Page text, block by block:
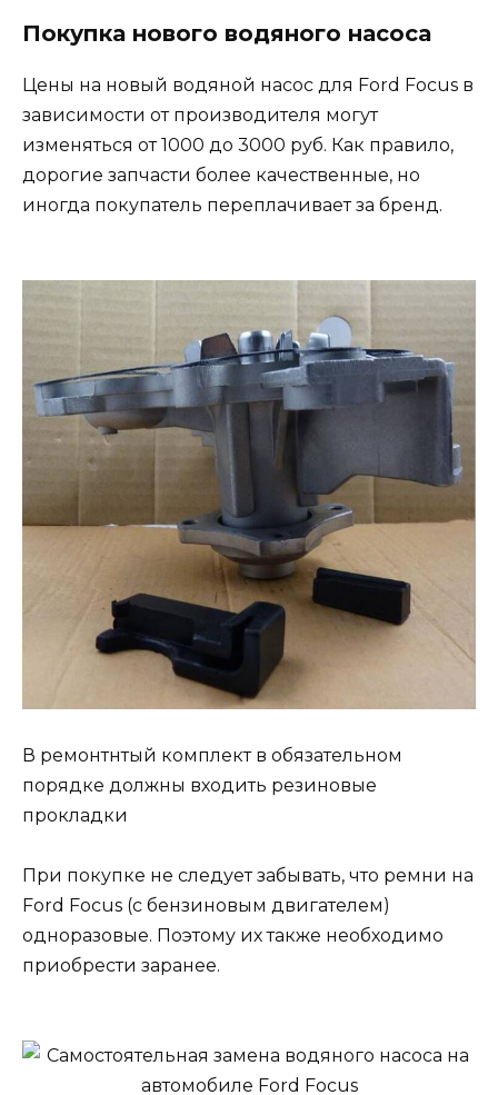
Покупка нового водяного насоса
Цены на новый водяной насос для Ford Focus в
зависимости от производителя могут
изменяться от 1000 до 3000 руб. Как правило,
дорогие запчасти более качественные, но
иногда покупатель переплачивает за бренд.
В ремонтнтый комплект в обязательном
порядке должны входить резиновые
прокладки
При покупке не следует забывать, что ремни на
Ford Focus (с бензиновым двигателем)
одноразовые. Поэтому их также необходимо
приобрести заранее.